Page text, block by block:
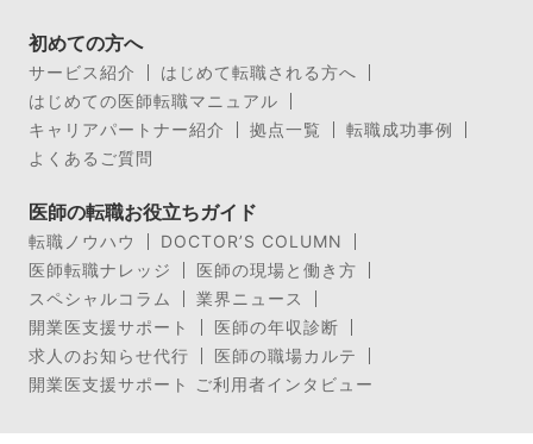
初めての方へ
サービス紹介
はじめて転職される方へ
はじめての医師転職マニュアル
キャリアパートナー紹介
拠点一覧
転職成功事例
よくあるご質問
医師の転職お役立ちガイド
転職ノウハウ
DOCTOR’S COLUMN
医師転職ナレッジ
医師の現場と働き方
スペシャルコラム
業界ニュース
開業医支援サポート
医師の年収診断
求人のお知らせ代行
医師の職場カルテ
開業医支援サポート ご利用者インタビュー